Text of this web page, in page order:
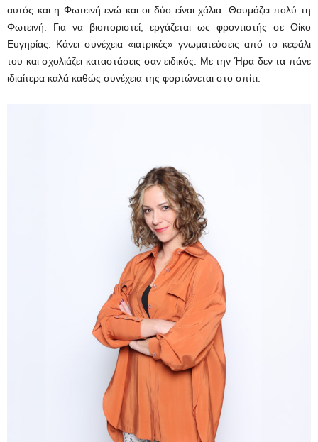
αυτός και η Φωτεινή ενώ και οι δύο είναι χάλια. Θαυμάζει πολύ τη
Φωτεινή. Για να βιοποριστεί, εργάζεται ως φροντιστής σε Οίκο
Ευγηρίας. Κάνει συνέχεια «ιατρικές» γνωματεύσεις από το κεφάλι
του και σχολιάζει καταστάσεις σαν ειδικός. Με την Ήρα δεν τα πάνε
ιδιαίτερα καλά καθώς συνέχεια της φορτώνεται στο σπίτι.